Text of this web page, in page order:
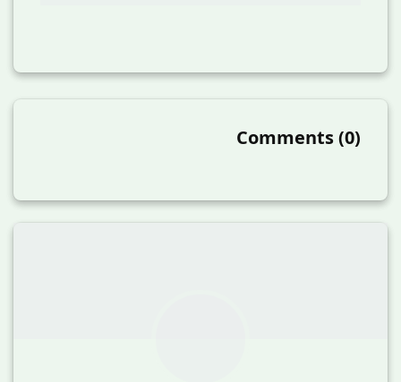
Comments(0)